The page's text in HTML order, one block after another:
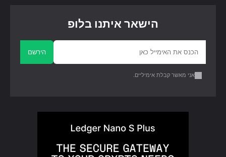
הישאר איתנו בלופ
הירשם
אני מאשר קבלת אימיליים.